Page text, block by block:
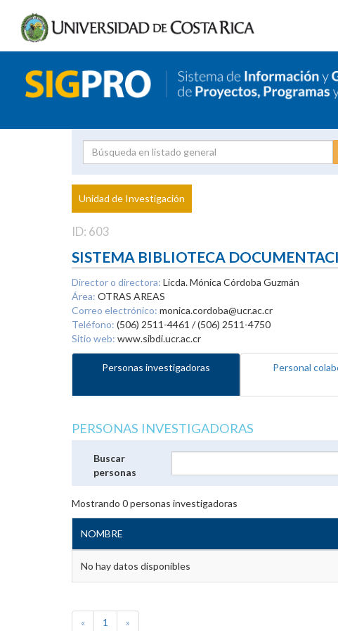
Proyecto
Investigador
Unidad de Investigación
ID: 603
SISTEMA BIBLIOTECA
Director o directora: Licda. Mónica Córdoba Guzmán
Área: OTRAS AREAS
Correo electrónico: monica.cordoba@ucr.ac.cr
Teléfono: (506) 2511-4461 / (506) 2511-4750
Sitio web: www.sibdi.ucr.ac.cr
Personas investigadoras Personal
PERSONAS INVESTIGADORAS
Buscar
personas
Mostrando 0personas investigadoras
NOMBRE
No hay datos disponibles
« 1 »